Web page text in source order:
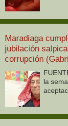
Maradiaga
jubilación
corrupción
la